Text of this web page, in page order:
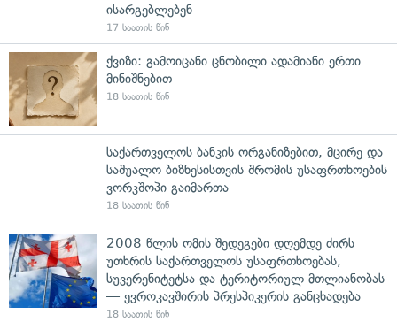
ისარგებლებენ
17 საათის წინ
ქვიზი: გამოიცანი ცნობილი ადამიანი ერთი
მინიშნებით
18 საათის წინ
საქართველოს ბანკის ორგანიზებით, მცირე და
საშუალო ბიზნესისთვის შრომის უსაფრთხოების
ვორკშოპი გაიმართა
18 საათის წინ
2008 წლის ომის შედეგები დღემდე ძირს
უთხრის საქართველოს უსაფრთხოებას,
სუვერენიტეტსა და ტერიტორიულ მთლიანობას
— ევროკავშირის პრესპიკერის განცხადება
18 საათის წინ